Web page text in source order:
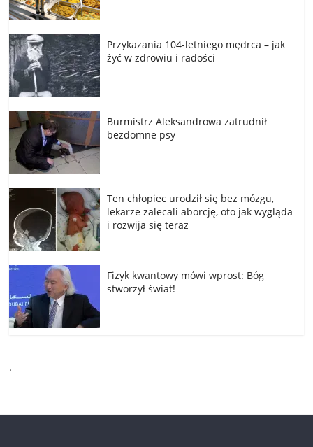
Przykazania 104-letniego mędrca – jak
żyć w zdrowiu i radości
Burmistrz Aleksandrowa zatrudnił
bezdomne psy
Ten chłopiec urodził się bez mózgu,
lekarze zalecali aborcję, oto jak wygląda
i rozwija się teraz
Fizyk kwantowy mówi wprost: Bóg
stworzył świat!
.